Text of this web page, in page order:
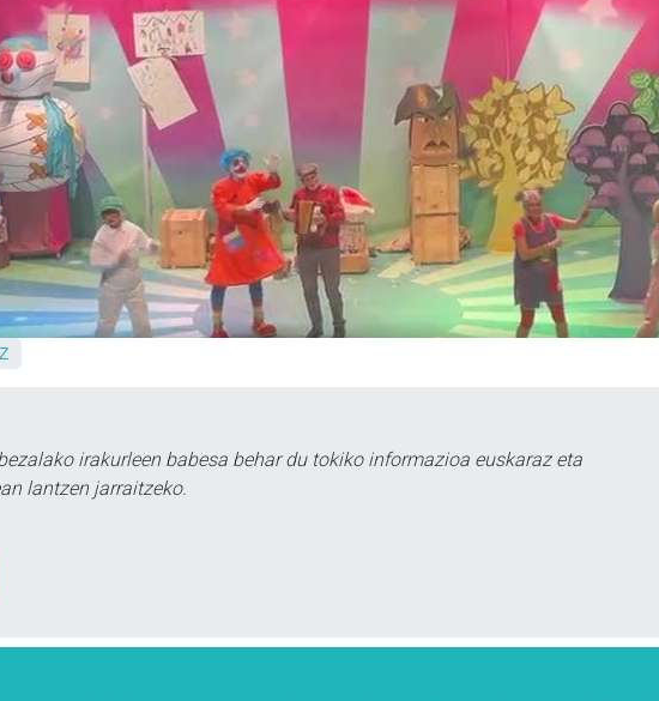
irakurleen babesa behar du tokiko informazioa euskaraz eta
lantzen jarraitzeko.